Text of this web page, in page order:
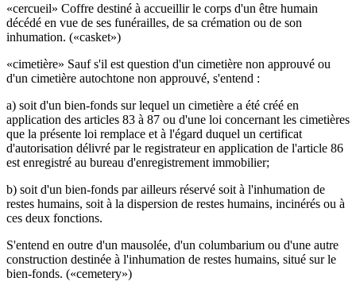
«cercueil» Coffre destiné à accueillir le corps d'un être humain
décédé en vue de ses funérailles, de sa crémation ou de son
inhumation. («casket»)
«cimetière» Sauf s'il est question d'un cimetière non approuvé ou
d'un cimetière autochtone non approuvé, s'entend :
a) soit d'un bien-fonds sur lequel un cimetière a été créé en
application des articles 83 à 87 ou d'une loi concernant les cimetières
que la présente loi remplace et à l'égard duquel un certificat
d'autorisation délivré par le registrateur en application de l'article 86
est enregistré au bureau d'enregistrement immobilier;
b) soit d'un bien-fonds par ailleurs réservé soit à l'inhumation de
restes humains, soit à la dispersion de restes humains, incinérés ou à
ces deux fonctions.
S'entend en outre d'un mausolée, d'un columbarium ou d'une autre
construction destinée à l'inhumation de restes humains, situé sur le
bien-fonds. («cemetery»)